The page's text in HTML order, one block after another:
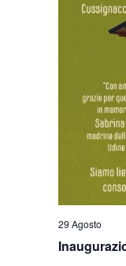
29 Agosto